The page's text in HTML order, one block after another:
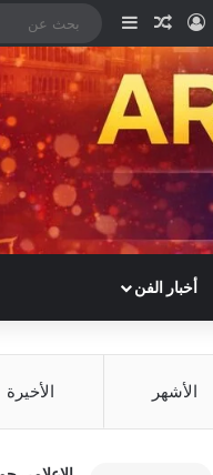
تسجيل الدخول
مقال عشوائي
إضافة عمود
أخبار الفن
الأشهر الأخيرة